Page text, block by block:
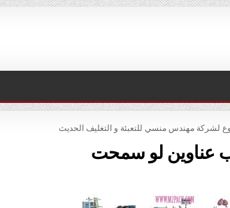
لشركة مهندس منسي للتعبئة و التغليف الحديث
عناوين لو سمحت